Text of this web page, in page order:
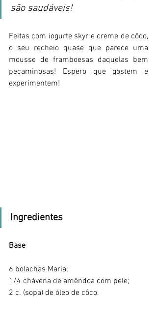
são saudáveis!
Feitas com iogurte skyr e creme de côco,
o seu recheio quase que parece uma
mousse de framboesas daquelas bem
pecaminosas! Espero que gostem e
experimentem!
Ingredientes
Base
6 bolachas Maria;
1/4 chávena de amêndoa com pele;
2 c. (sopa) de óleo de côco.